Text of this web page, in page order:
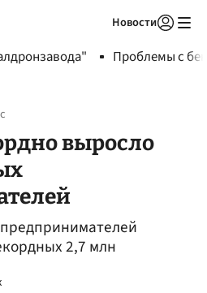
Новости
Проблемы с
выросло
2,7 млн